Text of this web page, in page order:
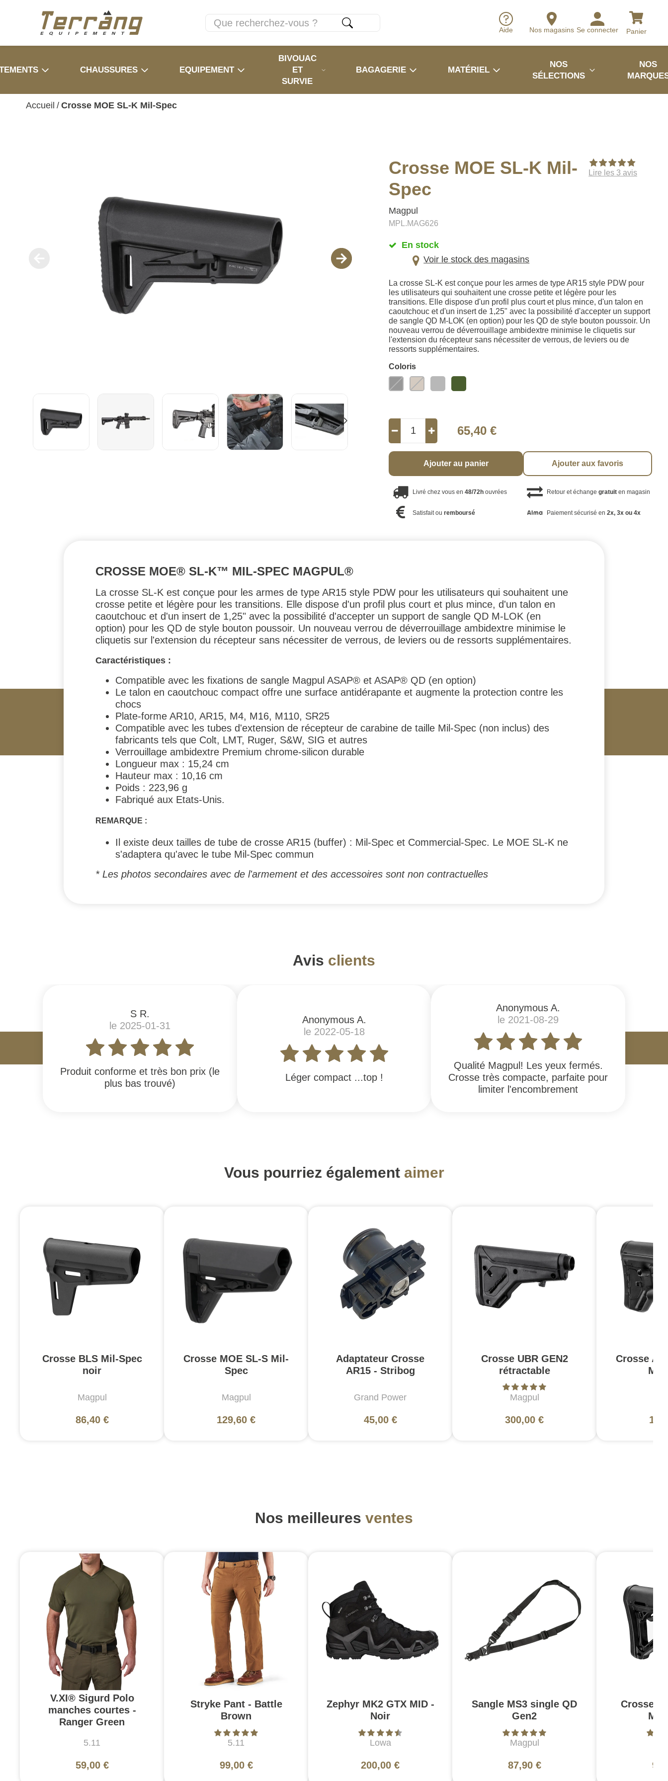
Aide Nos magasins Se connecter Panier
CHAUSSURES EQUIPEMENT
BIVOUAC
ET
SURVIE
BAGAGERIE MATÉRIEL
NOS
SÉLECTIONS
NOS
Accueil / Crosse MOE SL-K Mil-Spec
Crosse MOE SL-K Mil-
Spec
Magpul
MPL.MAG626
Lire les 3 avis
En stock
Voir le stock des magasins
La crosse SL-K est conçue pour les armes de type AR15 style PDW pour
les utilisateurs qui souhaitent une crosse petite et légère pour les
transitions. Elle dispose d'un profil plus court et plus mince, d'un talon en
caoutchouc et d'un insert de 1,25" avec la possibilité d'accepter un support
de sangle QD M-LOK (en option) pour les QD de style bouton poussoir. Un
nouveau verrou de déverrouillage ambidextre minimise le cliquetis sur
l'extension du récepteur sans nécessiter de verrous, de leviers ou de
ressorts supplémentaires.
Coloris
65,40 €
Ajouter au panier Ajouter aux favoris
Livré chez vous en48/72h ouvrées Retour et échange gratuiten magasin
Satisfait ouremboursé Paiement sécurisé en 2x, 3x ou 4x
CROSSE MOE® SL-K™ MIL-SPEC MAGPUL®
La crosse SL-K est conçue pour les armes de type AR15 style PDW pour les utilisateurs qui souhaitent une
crosse petite et légère pour les transitions. Elle dispose d'un profil plus court et plus mince, d'un talon en
caoutchouc et d'un insert de 1,25" avec la possibilité d'accepter un support de sangle QD M-LOK (en
option) pour les QD de style bouton poussoir. Un nouveau verrou de déverrouillage ambidextre minimise le
cliquetis sur l'extension du récepteur sans nécessiter de verrous, de leviers ou de ressorts supplémentaires.
Caractéristiques :
Compatible avec les fixations de sangle Magpul ASAP® et ASAP® QD (en option)
Le talon en caoutchouc compact offre une surface antidérapante et augmente la protection contre les
chocs
Plate-forme AR10, AR15, M4, M16, M110, SR25
Compatible avec les tubes d'extension de récepteur de carabine de taille Mil-Spec (non inclus) des
fabricants tels que Colt, LMT, Ruger, S&W, SIG et autres
Verrouillage ambidextre Premium chrome-silicon durable
Longueur max : 15,24 cm
Hauteur max : 10,16 cm
Poids : 223,96 g
Fabriqué aux Etats-Unis.
REMARQUE :
Il existe deux tailles de tube de crosse AR15 (buffer) : Mil-Spec et Commercial-Spec. Le MOE SL-K ne
s'adaptera qu'avec le tube Mil-Spec commun
* Les photos secondaires avec de l'armement et des accessoires sont non contractuelles
Avis clients
S R.
le 2025-01-31
Produit conforme et très bon prix (le
plus bas trouvé)
Anonymous A.
le 2022-05-18
Léger compact ...top !
Anonymous A.
le 2021-08-29
Qualité Magpul! Les yeux fermés.
Crosse très compacte, parfaite pour
limiter l'encombrement
Vous pourriez également aimer
Crosse BLS Mil-Spec
noir
Magpul
86,40 €
Crosse MOE SL-S Mil-
Spec
Magpul
129,60 €
Adaptateur Crosse
AR15 - Stribog
Grand Power
45,00 €
Crosse UBR GEN2
rétractable
Magpul
300,00 €
Crosse
Mil-
Nos meilleures ventes
V.XI® Sigurd Polo
manches courtes -
Ranger Green
5.11
59,00 €
Stryke Pant - Battle
Brown
5.11
99,00 €
Zephyr MK2 GTX MID -
Noir
Lowa
200,00 €
Sangle MS3 single QD
Gen2
Magpul
87,90 €
Crosse
Mil-